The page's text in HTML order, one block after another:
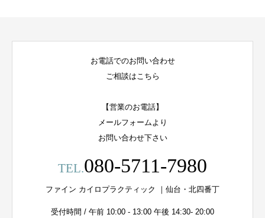
お電話でのお問い合わせ
ご相談はこちら
【営業のお電話】
メールフォームより
お問い合わせ下さい
TEL.080-5711-7980
ファイン カイロプラクティック ｜仙台・北四番丁
受付時間 / 午前 10:00 - 13:00 午後 14:30- 20:00